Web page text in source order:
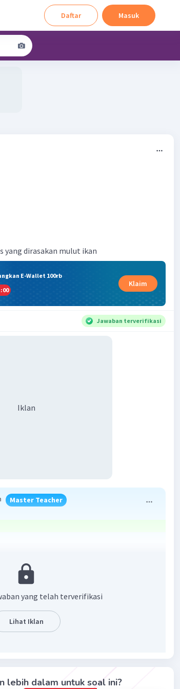
Daftar Masuk
yang dirasakan mulut ikan
E-Wallet 100rb
:59
Klaim
Jawaban terverifikasi
Iklan
Master Teacher
dengan persamaan:
yang telah terverifikasi
Lihat Iklan
lebih dalam untuk soal ini?